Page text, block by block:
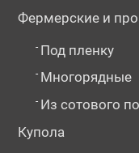
Фермерские и
- Под пленку
- Многорядные
- Из сотового
Купола